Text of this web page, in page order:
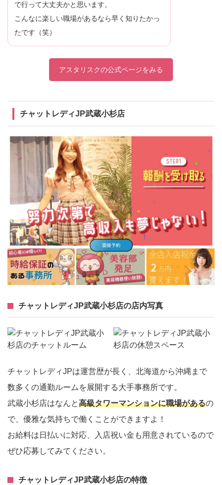
で行って大丈夫かと思います。
こんなに楽しい職場があるなら早く知りたかっ
たです（笑）
アスタリスクの公式ページをみる
チャットレディJP武蔵小杉店
チャットレディJP武蔵小杉店の店内写真
チャットレディJPは運営歴が長く、北海道から沖縄まで
数多くの通勤ルームを展開する大手事務所です。
武蔵小杉店はなんと高級タワーマンションに職場があるの
で、優雅な気持ちで働くことができますよ！
お給料は日払いに対応、入店祝い金も用意されているので
ぜひ応募してみてください。
チャットレディJP武蔵小杉店の特徴